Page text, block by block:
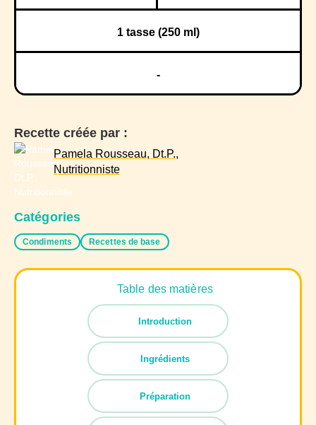
1tasse (250 ml)
-
Recette créée par :
Pamela Rousseau, Dt.P.,
Nutritionniste
Catégories
Condiments Recettes de base
Table des matières
Introduction
Ingrédients
Préparation